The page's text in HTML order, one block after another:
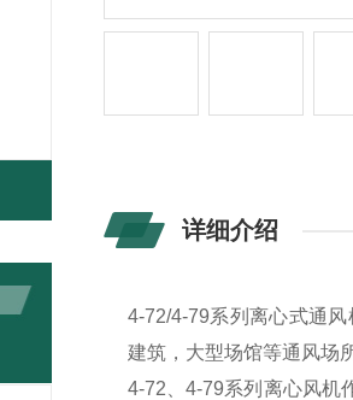
详细介绍
4-72/4-79系列离心式通
建筑，大型场馆等通风场
4-72、4-79系列离心风机